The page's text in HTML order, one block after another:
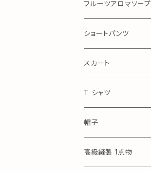
アロハ
フルーツアロマソープ
ショートパンツ
Royal Blue
スカート
アロハ
T シャツ
帽子
高級縫製 1点物